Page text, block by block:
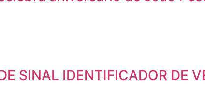
SINAL IDENTIFICADOR DE